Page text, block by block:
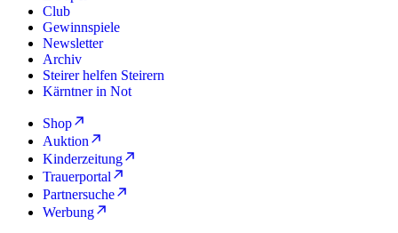
Club
Gewinnspiele
Newsletter
Archiv
Steirer helfen Steirern
Kärntner in Not
Shop
Auktion
Kinderzeitung
Trauerportal
Partnersuche
Werbung